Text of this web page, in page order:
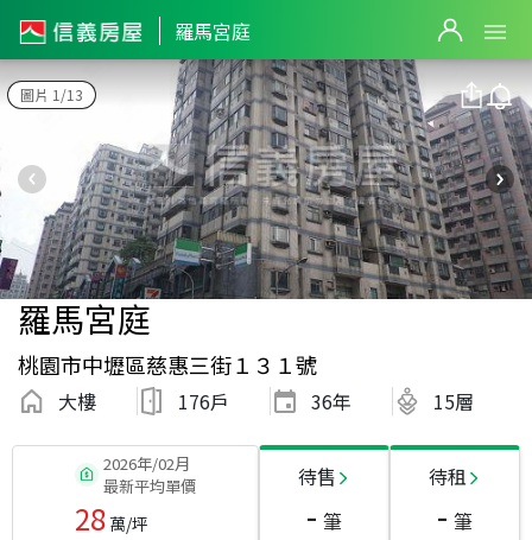
羅馬宮庭
圖片 1/13
羅馬宮庭
桃園市中壢區慈惠三街１３１號
大樓 176戶 36年 15層
2026年/02月
最新平均單價
28萬/坪
待售
- 筆
待租
- 筆